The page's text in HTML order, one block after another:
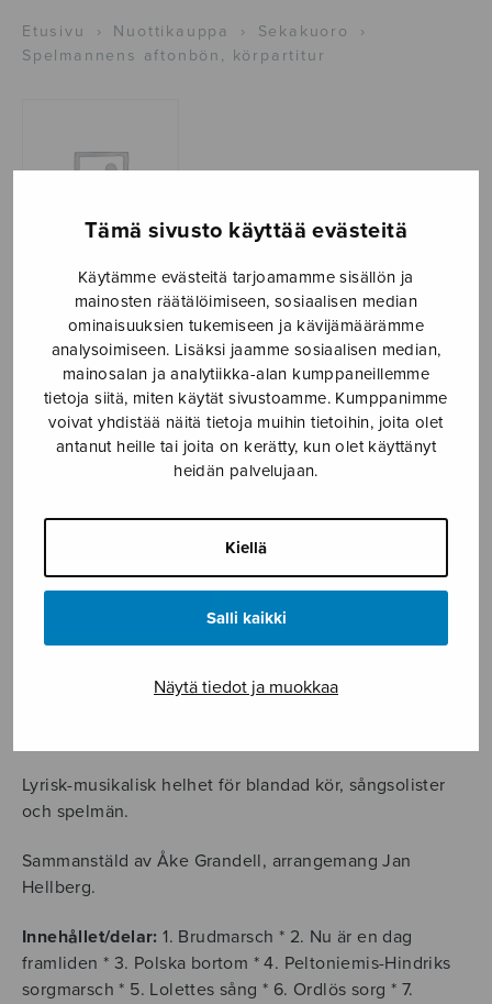
Tämä sivusto käyttää evästeitä
Käytämme evästeitä tarjoamamme sisällön ja
mainosten räätälöimiseen, sosiaalisen median
ominaisuuksien tukemiseen ja kävijämäärämme
analysoimiseen. Lisäksi jaamme sosiaalisen median,
mainosalan ja analytiikka-alan kumppaneillemme
tietoja siitä, miten käytät sivustoamme. Kumppanimme
voivat yhdistää näitä tietoja muihin tietoihin, joita olet
antanut heille tai joita on kerätty, kun olet käyttänyt
heidän palvelujaan.
Kiellä
Salli kaikki
Näytä tiedot ja muokkaa
Etusivu › Nuottikauppa › Sekakuoro
›
Spelmannens aftonbön, körpartitur
Spelmannens
aftonbön,
körpartitur
Grandell Åke
aftonbön,
määrä
Tuotetunnus (SKU):S1004K
Lyrisk-musikalisk helhet för blandad kör, sångsolister
och spelmän.
Sammanstäld av Åke Grandell, arrangemang Jan
Hellberg.
Innehållet/delar: 1. Brudmarsch * 2. Nu är en dag
framliden * 3. Polska bortom * 4. Peltoniemis-Hindriks
sorgmarsch * 5. Lolettes sång * 6. Ordlös sorg * 7.